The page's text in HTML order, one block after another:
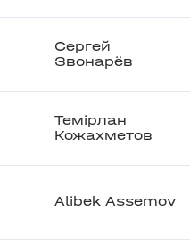
Сергей
Звонарёв
Темірлан
Кожахметов
Alibek Assemov